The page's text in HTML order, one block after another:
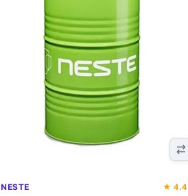
NESTE ★ 4.4